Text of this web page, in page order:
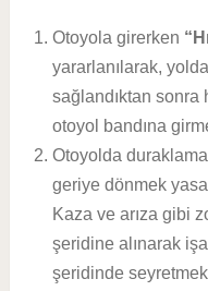
Otoyola girerken
yararlanılarak,
sağlandıktan sonra
otoyol bandına
Otoyolda
geriye dönmek
Kaza ve arıza gibi
şeridine alınarak
şeridinde seyretmek